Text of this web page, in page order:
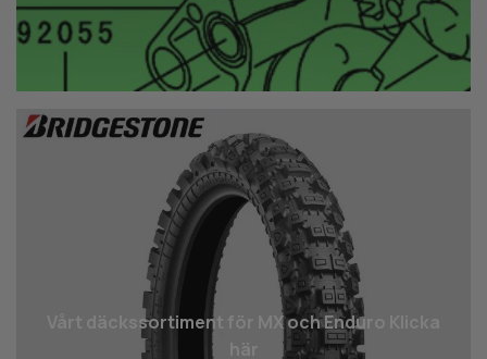
Vårt däcks­sortiment för MX och Enduro Klicka